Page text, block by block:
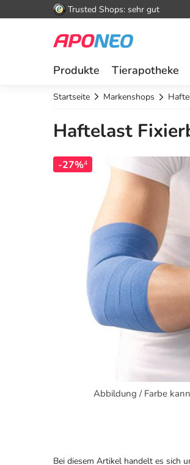
Trusted Shops: sehr gut
Produkte Tierapotheke
Startseite Markenshops
Haftelast
-27%4
Abbildung / Farbe
Bei diesem Artikel handelt es sich